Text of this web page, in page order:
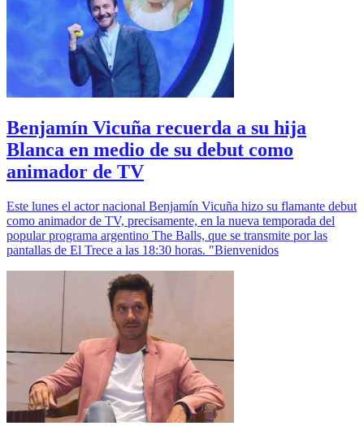
Benjamín Vicuña recuerda a su hija
Blanca en medio de su debut como
animador de TV
Este lunes el actor nacional Benjamín Vicuña hizo su flamante debut
como animador de TV, precisamente, en la nueva temporada del
popular programa argentino The Balls, que se transmite por las
pantallas de El Trece a las 18:30 horas. "Bienvenidos